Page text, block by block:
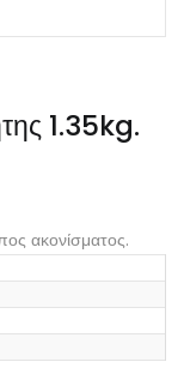
1.35kg.
ακονίσματος.